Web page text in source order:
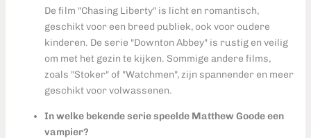
De film "Chasing Liberty" is licht en romantisch,
geschikt voor een breed publiek, ook voor oudere
kinderen. De serie "Downton Abbey" is rustig en veilig
om met het gezin te kijken. Sommige andere films,
zoals "Stoker" of "Watchmen", zijn spannender en meer
geschikt voor volwassenen.
In welke bekende serie speelde Matthew Goode een
vampier?